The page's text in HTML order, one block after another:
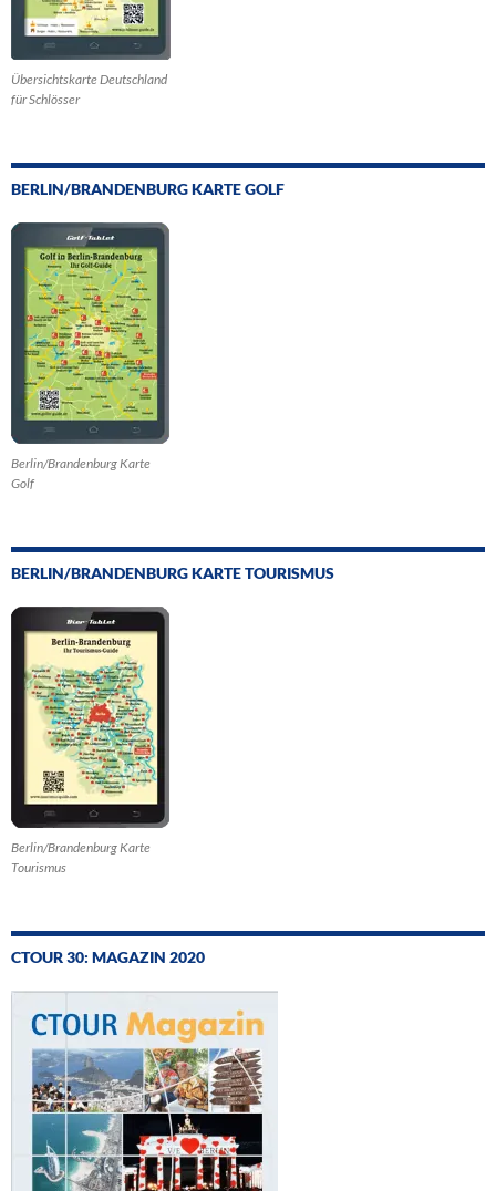
Übersichtskarte Deutschland
für Schlösser
BERLIN/BRANDENBURG KARTE GOLF
Berlin/Brandenburg Karte
Golf
BERLIN/BRANDENBURG KARTE TOURISMUS
Berlin/Brandenburg Karte
Tourismus
CTOUR 30: MAGAZIN 2020